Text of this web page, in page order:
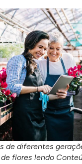
de diferentes
flores lendo